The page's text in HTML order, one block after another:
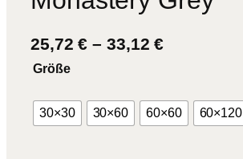
25,72€ –33,12€P
i
Größe
30×30 30×60 60×60 60×120